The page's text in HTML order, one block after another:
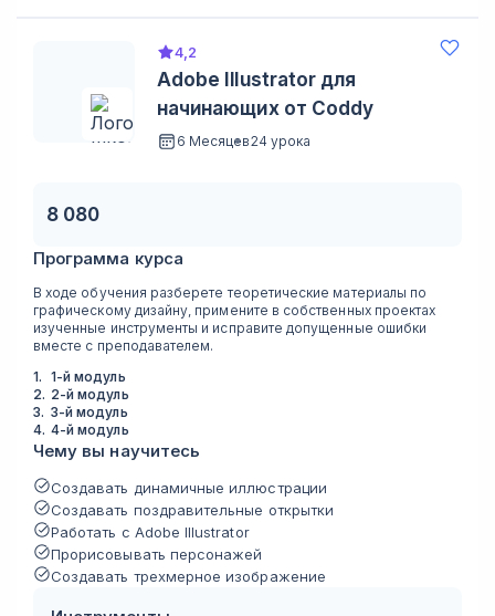
4,2
Adobe Illustrator для
начинающих от Coddy
6 Месяцев24 урока
8 080
Программа курса
В ходе обучения разберете теоретические материалы по
графическому дизайну, примените в собственных проектах
изученные инструменты и исправите допущенные ошибки
вместе с преподавателем.
1. 1-й модуль
2. 2-й модуль
3. 3-й модуль
4. 4-й модуль
Чему вы научитесь
Создавать динамичные иллюстрации
Создавать поздравительные открытки
Работать с Adobe Illustrator
Прорисовывать персонажей
Создавать трехмерное изображение